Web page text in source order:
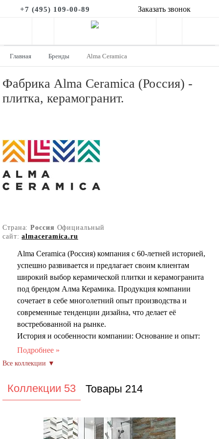
+7 (495) 109-00-89 Заказать звонок
Главная Бренды Alma Ceramica
Фабрика Alma Ceramica (Россия) -
плитка, керамогранит.
Страна:Россия Официальный
сайт:almaceramica.ru
Alma Ceramica (Россия) компания с 60-летней историей,
успешно развивается и предлагает своим клиентам
широкий выбор керамической плитки и керамогранита
под брендом Алма Керамика. Продукция компании
сочетает в себе многолетний опыт производства и
современные тенденции дизайна, что делает её
востребованной на рынке.
История и особенности компании: Основание и опыт:
Завод с 60-летним опытом работы в сфере
ориентирован на производство плитки и
керамогранита, отвечающих актуальным дизайнерским
Эксклюзивные идеи: Коллекции плитки
разрабатываются дизайнерами компании совместно с
Коллекции 53 Товары 214